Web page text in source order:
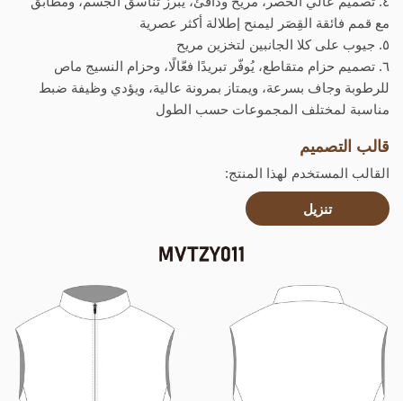
مع قمم فائقة القِصَر ليمنح إطلالة أكثر عصرية
٥. جيوب على كلا الجانبين لتخزين مريح
٦. تصميم حزام متقاطع، يُوفّر تبريدًا فعّالًا، وحزام النسيج ماص
للرطوبة وجاف بسرعة، ويمتاز بمرونة عالية، ويؤدي وظيفة ضبط
مناسبة لمختلف المجموعات حسب الطول
قالب التصميم
القالب المستخدم لهذا المنتج:
تنزيل